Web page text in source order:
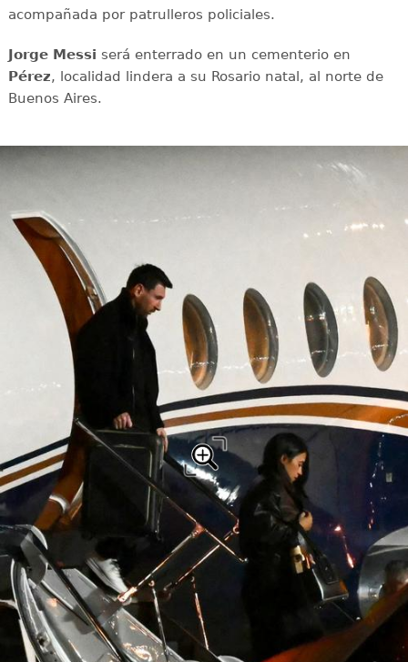
acompañada por patrulleros policiales.
Jorge Messi será enterrado en un cementerio en
Pérez, localidad lindera a su Rosario natal, al norte de
Buenos Aires.